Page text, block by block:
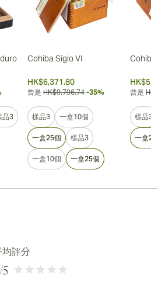
品3
Cohiba Siglo VI
HK$6,371.80
曾是 HK$9,796.74 -35%
樣品3 一盒10個
一盒25個 樣品3
一盒10個 一盒25個
Cohiba
曾是
樣品3
一盒
均評分
/5